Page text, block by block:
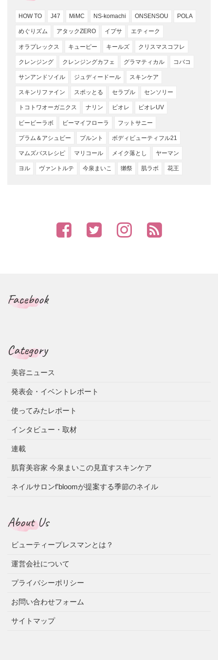
HOW TO J47 MiMC NS-komachi ONSENSOU POLA
めぐりズム アタックZERO イプサ エティーク
オラプレックス キューピー キールズ クリスマスコフレ
クレンジング クレンジングカフェ グラマティカル コバコ
サンアンドソイル ジュディードール スキンケア
スキンリファイン スポッとる セラプル センソリー
トコトワオーガニクス ナリン ビオレ ビオレUV
ビービーラボ ビーマイフローラ フットサニー
プラム＆アシュビー プルント ボディビューティフル21
マムズバスレシピ マリコール メイク落とし ヤーマン
ヨル ヴァントルテ 今泉まいこ 獺祭 肌ラボ 花王
Facebook
Category
美容ニュース
発表会・イベントレポート
使ってみたレポート
インタビュー・取材
連載
肌育美容家 今泉まいこの見直すスキンケア
ネイルサロンf’bloomが提案する季節のネイル
About Us
ビューティープレスマンとは？
運営会社について
プライバシーポリシー
お問い合わせフォーム
サイトマップ